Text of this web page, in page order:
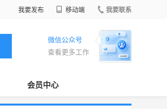
我要发布 移动端 我要联系
微信公众号
查看更多工作
会员中心